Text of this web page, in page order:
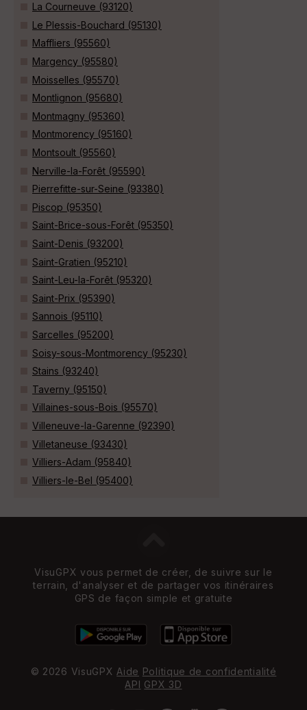
La Courneuve (93120)
Le Plessis-Bouchard (95130)
Maffliers (95560)
Margency (95580)
Moisselles (95570)
Montlignon (95680)
Montmagny (95360)
Montmorency (95160)
Montsoult (95560)
Nerville-la-Forêt (95590)
Pierrefitte-sur-Seine (93380)
Piscop (95350)
Saint-Brice-sous-Forêt (95350)
Saint-Denis (93200)
Saint-Gratien (95210)
Saint-Leu-la-Forêt (95320)
Saint-Prix (95390)
Sannois (95110)
Sarcelles (95200)
Soisy-sous-Montmorency (95230)
Stains (93240)
Taverny (95150)
Villaines-sous-Bois (95570)
Villeneuve-la-Garenne (92390)
Villetaneuse (93430)
Villiers-Adam (95840)
Villiers-le-Bel (95400)
VisuGPX vous permet de créer, de suivre sur le
terrain, d'analyser et de partager vos itinéraires
GPS de façon simple et gratuite
© 2026 VisuGPX Aide Politique de confidentialité
API GPX 3D